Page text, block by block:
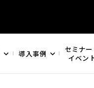
導入事例
セミナー
イベン